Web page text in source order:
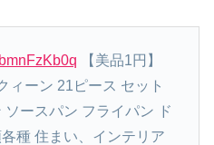
【美品1円】
ィーン 21ピース セット
ソースパン フライパン ド
種 住まい、インテリア